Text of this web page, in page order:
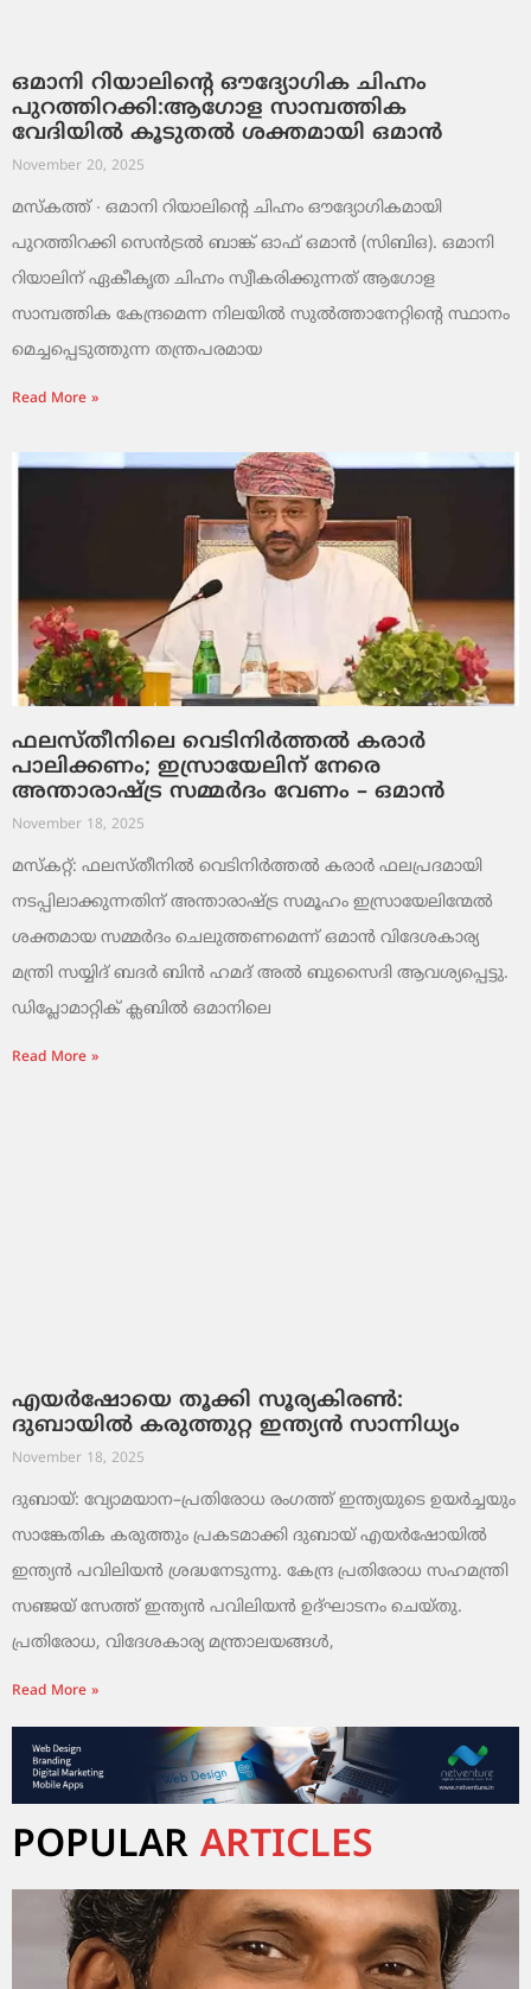
ഒമാനി റിയാലിന്റെ ഔദ്യോഗിക ചിഹ്നം
പുറത്തിറക്കി:ആഗോള സാമ്പത്തിക
വേദിയിൽ കൂടുതൽ ശക്തമായി ഒമാൻ
November 20, 2025
മസ്‌കത്ത് ∙ ഒമാനി റിയാലിന്റെ ചിഹ്നം ഔദ്യോഗികമായി
പുറത്തിറക്കി സെൻട്രൽ ബാങ്ക് ഓഫ് ഒമാൻ (സിബിഒ). ഒമാനി
റിയാലിന് ഏകീകൃത ചിഹ്നം സ്വീകരിക്കുന്നത് ആഗോള
സാമ്പത്തിക കേന്ദ്രമെന്ന നിലയിൽ സുൽത്താനേറ്റിന്റെ സ്ഥാനം
മെച്ചപ്പെടുത്തുന്ന തന്ത്രപരമായ
Read More »
ഫലസ്തീനിലെ വെടിനിർത്തൽ കരാർ
പാലിക്കണം; ഇസ്രായേലിന് നേരെ
അന്താരാഷ്ട്ര സമ്മർദം വേണം – ഒമാൻ
November 18, 2025
മസ്‌കറ്റ്: ഫലസ്തീനിൽ വെടിനിർത്തൽ കരാർ ഫലപ്രദമായി
നടപ്പിലാക്കുന്നതിന് അന്താരാഷ്ട്ര സമൂഹം ഇസ്രായേലിന്മേൽ
ശക്തമായ സമ്മർദം ചെലുത്തണമെന്ന് ഒമാൻ വിദേശകാര്യ
മന്ത്രി സയ്യിദ് ബദർ ബിൻ ഹമദ് അൽ ബുസൈദി ആവശ്യപ്പെട്ടു.
ഡിപ്ലോമാറ്റിക് ക്ലബിൽ ഒമാനിലെ
Read More »
എയർഷോയെ തൂക്കി സൂര്യകിരൺ:
ദുബായിൽ കരുത്തുറ്റ ഇന്ത്യൻ സാന്നിധ്യം
November 18, 2025
ദുബായ്: വ്യോമയാന–പ്രതിരോധ രംഗത്ത് ഇന്ത്യയുടെ ഉയർച്ചയും
സാങ്കേതിക കരുത്തും പ്രകടമാക്കി ദുബായ് എയർഷോയിൽ
ഇന്ത്യൻ പവിലിയൻ ശ്രദ്ധനേടുന്നു. കേന്ദ്ര പ്രതിരോധ സഹമന്ത്രി
സഞ്ജയ് സേത്ത് ഇന്ത്യൻ പവിലിയൻ ഉദ്ഘാടനം ചെയ്തു.
പ്രതിരോധ, വിദേശകാര്യ മന്ത്രാലയങ്ങൾ,
Read More »
POPULAR ARTICLES